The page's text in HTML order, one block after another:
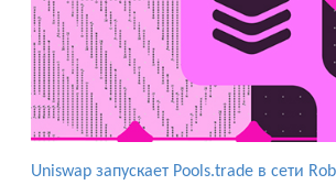
Uniswap запускает Pools.trade в сети